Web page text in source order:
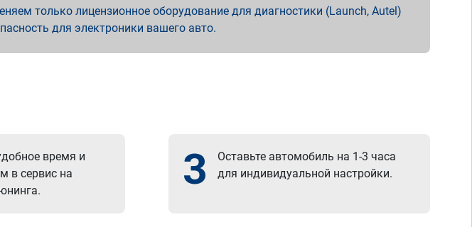
только лицензионное оборудование для диагностики (Launch, Autel)
для электроники вашего авто.
время и
в сервис на
3
Оставьте автомобиль на 1-3 часа
для индивидуальной настройки.